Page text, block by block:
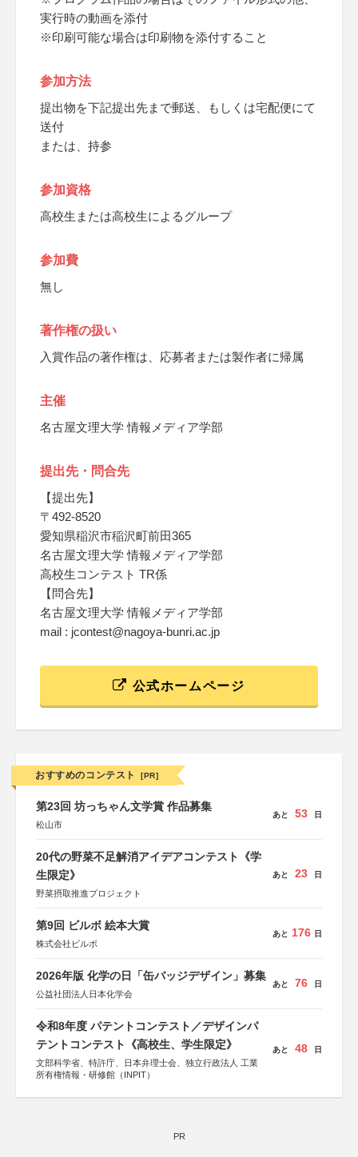
実行時の動画を添付
※印刷可能な場合は印刷物を添付すること
参加方法
提出物を下記提出先まで郵送、もしくは宅配便にて
送付
または、持参
参加資格
高校生または高校生によるグループ
参加費
無し
著作権の扱い
入賞作品の著作権は、応募者または製作者に帰属
主催
名古屋文理大学 情報メディア学部
提出先・問合先
【提出先】
〒492-8520
愛知県稲沢市稲沢町前田365
名古屋文理大学 情報メディア学部
高校生コンテスト TR係
【問合先】
名古屋文理大学 情報メディア学部
mail : jcontest@nagoya-bunri.ac.jp
公式ホームページ
おすすめのコンテスト [PR]
第23回 坊っちゃん文学賞 作品募集
松山市
あと 53 日
20代の野菜不足解消アイデアコンテスト《学
生限定》
野菜摂取推進プロジェクト
あと 23 日
第9回 ビルボ 絵本大賞
株式会社ビルボ
あと 176 日
2026年版 化学の日「缶バッジデザイン」募集
公益社団法人日本化学会
あと 76 日
令和8年度 パテントコンテスト／デザインパ
テントコンテスト《高校生、学生限定》
文部科学省、特許庁、日本弁理士会、独立行政法人 工業
所有権情報・研修館（INPIT）
あと 48 日
PR